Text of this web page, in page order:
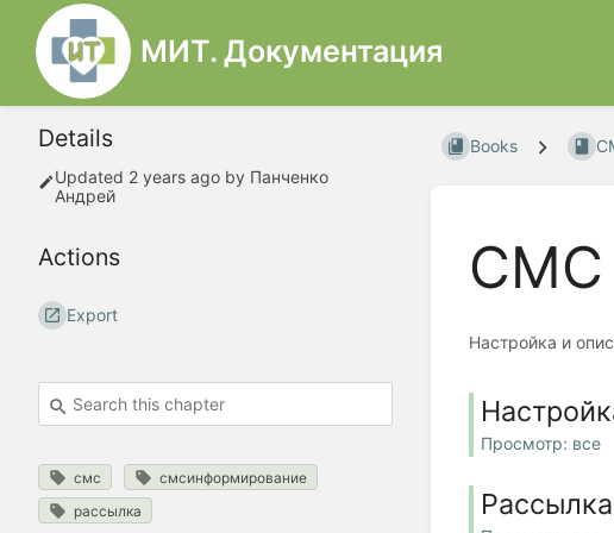
МИТ. Документация
Details
Updated 2 years ago by Панченко
Андрей
Actions
Export
смс
смсинформирование
рассылка
Books
СМС
Настройка и
Просмотр: все